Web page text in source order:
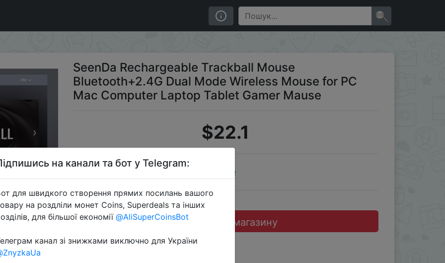
Bluetooth+2.4G Dual Mode Wireless Mouse for PC Mac Computer Laptop Tablet Gamer Mause
SeenDa Rechargeable Trackball Mouse
Bluetooth+2.4G Dual Mode Wireless Mouse for PC
Mac Computer Laptop Tablet Gamer Mause
$22.1
Sale
Перейти до магазину
на канали та бот у Telegram:
для швидкого створення прямих посилань вашого
на роздліли монет Coins, Superdeals та інших
для більшої економії @AliSuperCoinsBot
канал зі знижками виключно для України